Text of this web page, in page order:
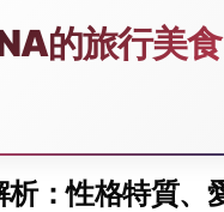
的旅行美食
：性格特質、